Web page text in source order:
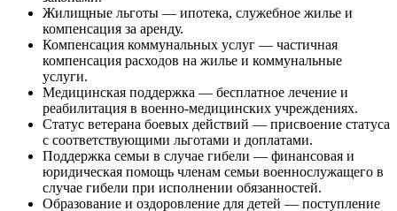
Жилищные льготы — ипотека, служебное жилье и
компенсация за аренду.
Компенсация коммунальных услуг — частичная
компенсация расходов на жилье и коммунальные
услуги.
Медицинская поддержка — бесплатное лечение и
реабилитация в военно-медицинских учреждениях.
Статус ветерана боевых действий — присвоение статуса
с соответствующими льготами и доплатами.
Поддержка семьи в случае гибели — финансовая и
юридическая помощь членам семьи военнослужащего в
случае гибели при исполнении обязанностей.
Образование и оздоровление для детей — поступление